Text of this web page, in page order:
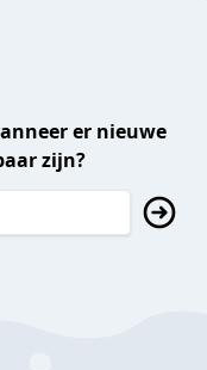
er nieuwe
zijn?